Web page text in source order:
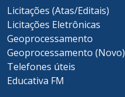
Licitações (Atas/Editais)
Licitações Eletrônicas
Geoprocessamento
Geoprocessamento (Novo)
Telefones úteis
Educativa FM